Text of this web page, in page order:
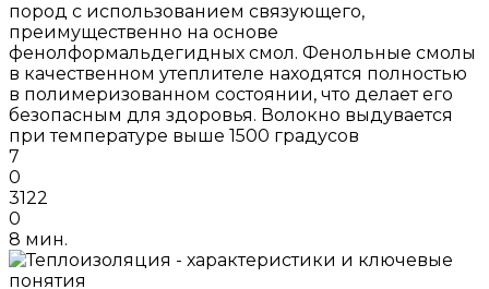
пород с использованием связующего,
преимущественно на основе
фенолформальдегидных смол. Фенольные смолы
в качественном утеплителе находятся полностью
в полимеризованном состоянии, что делает его
безопасным для здоровья. Волокно выдувается
при температуре выше 1500 градусов
7
0
3122
0
8 мин.